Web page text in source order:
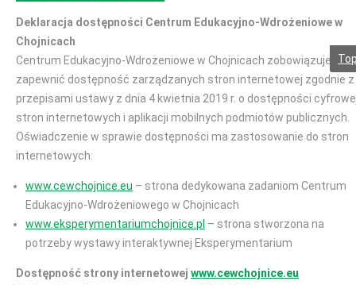
Deklaracja dostępności Centrum Edukacyjno-Wdrożeniowe w
Chojnicach
Centrum Edukacyjno-Wdrożeniowe w Chojnicach zobowiązuje się
zapewnić dostępność zarządzanych stron internetowej zgodnie z
przepisami ustawy z dnia 4 kwietnia 2019 r. o dostępności
stron internetowych i aplikacji mobilnych podmiotów publicznych.
Oświadczenie w sprawie dostępności ma zastosowanie do stron
internetowych:
www.cewchojnice.eu – strona dedykowana zadaniom Centrum
Edukacyjno-Wdrożeniowego w Chojnicach
www.eksperymentariumchojnice.pl – strona stworzona na
potrzeby wystawy interaktywnej Eksperymentarium
Dostępność strony internetowej www.cewchojnice.eu